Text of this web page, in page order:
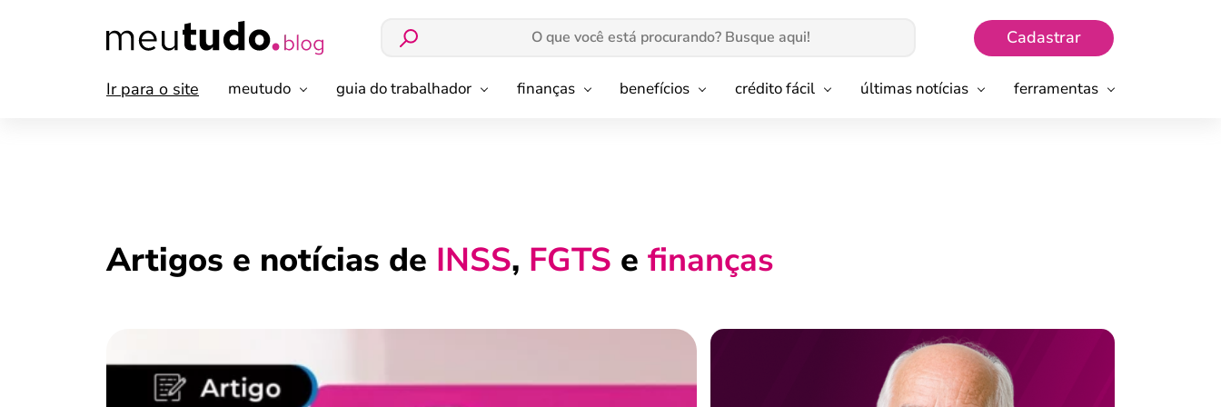
Cadastrar
Ir para o site meutudo guia do trabalhador finanças benefícios crédito fácil últimas notícias ferramentas
Artigos e notícias de INSS, FGTS e finanças